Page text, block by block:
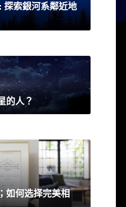
索銀河系鄰近地
的人？
如何选择完美相